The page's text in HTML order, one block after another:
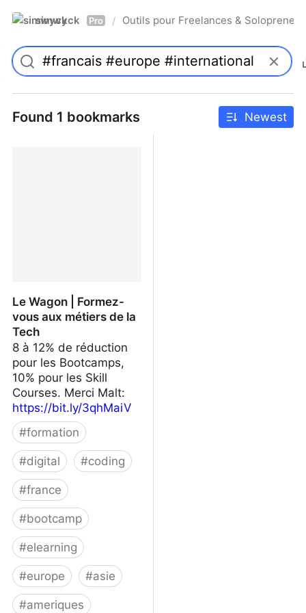
simwyck Pro / Outils pour Freelances &
Found 1 bookmarks Newest
Le Wagon | Formez-
vous aux métiers de la
Tech
8 à 12% de réduction
pour les Bootcamps,
10% pour les Skill
Courses. Merci Malt:
https://bit.ly/3qhMaiV
#formation
#digital #coding
#france
#bootcamp
#elearning
#europe #asie
#ameriques